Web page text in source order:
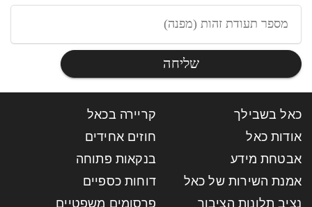
שליחה
כאל בשבילך
קריירה בכאל
אודות כאל
חוזים אחידים
אבטחת מידע
בנקאות פתוחה
אמנת השירות של כאל
דוחות כספיים
נציב תלונות הציבור
פרסומים משפטיים